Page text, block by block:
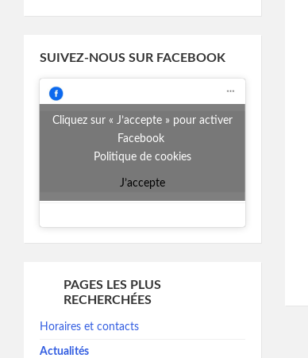
SUIVEZ-NOUS SUR FACEBOOK
Cliquez sur « J’accepte » pour activer
Facebook
Politique de cookies
J’accepte
PAGES LES PLUS
RECHERCHÉES
Horaires et contacts
Actualités